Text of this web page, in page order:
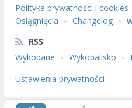
Polityka prywatności i cookies
Osiągnięcia
Changelog
RSS
Wykopane
Wykopalisko
Ustawienia prywatności